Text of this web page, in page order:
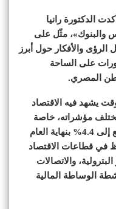
الدكتورة رانيا
والبنوك»، مثّل على
الرؤى والأفكار حول أبرز
على الساحة
المصري.
يشهد فيه الاقتصاد
مؤشراته، خاصة
على صعيد النمو الاقتصادي الذي ارتفع إلى 4.4% بنهاية العام
في قطاعات الاقتصاد
والاتصالات
الوساطة المالية